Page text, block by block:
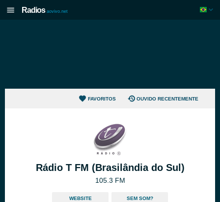
Radios aovivo.net
FAVORITOS OUVIDO RECENTEMENTE
Rádio T FM (Brasilândia do Sul)
105.3 FM
WEBSITE SEM SOM?